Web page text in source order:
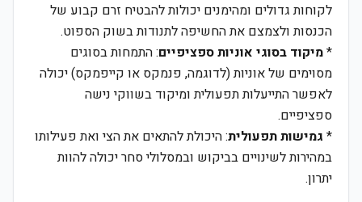
לקוחות גדולים ומהימנים יכולות להבטיח זרם קבוע של
הכנסות ולצמצם את החשיפה לתנודות בשוק הספוט.
*מיקוד בסוגי אוניות ספציפיים: התמחות בסוגים
מסוימים של אוניות (לדוגמה, פנמקס או קייפמקס) יכולה
לאפשר התייעלות תפעולית ומיקוד בשווקי נישה
ספציפיים.
* גמישות תפעולית: היכולת להתאים את הצי ואת פעילותו
במהירות לשינויים בביקוש ובמסלולי סחר יכולה להוות
יתרון.